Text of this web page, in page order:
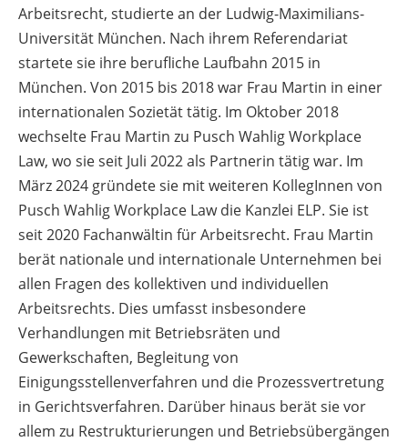
Arbeitsrecht, studierte an der Ludwig-Maximilians-
Universität München. Nach ihrem Referendariat
startete sie ihre berufliche Laufbahn 2015 in
München. Von 2015 bis 2018 war Frau Martin in einer
internationalen Sozietät tätig. Im Oktober 2018
wechselte Frau Martin zu Pusch Wahlig Workplace
Law, wo sie seit Juli 2022 als Partnerin tätig war. Im
März 2024 gründete sie mit weiteren KollegInnen von
Pusch Wahlig Workplace Law die Kanzlei ELP. Sie ist
seit 2020 Fachanwältin für Arbeitsrecht. Frau Martin
berät nationale und internationale Unternehmen bei
allen Fragen des kollektiven und individuellen
Arbeitsrechts. Dies umfasst insbesondere
Verhandlungen mit Betriebsräten und
Gewerkschaften, Begleitung von
Einigungsstellenverfahren und die Prozessvertretung
in Gerichtsverfahren. Darüber hinaus berät sie vor
allem zu Restrukturierungen und Betriebsübergängen